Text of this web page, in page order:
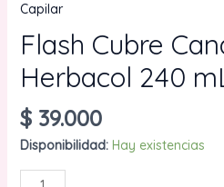
Capilar
Flash Cubre
Herbacol 240
$39.000
Disponibilidad: Hay existencias
Flash